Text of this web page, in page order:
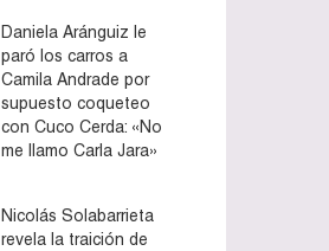
Daniela Aránguiz le
paró los carros a
Camila Andrade por
supuesto coqueteo
con Cuco Cerda: «No
me llamo Carla Jara»
Nicolás Solabarrieta
revela la traición de